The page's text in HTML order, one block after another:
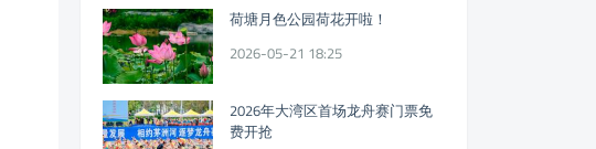
荷塘月色公园荷花开啦！
2026-05-21 18:25
2026年大湾区首场龙舟赛门票免
费开抢